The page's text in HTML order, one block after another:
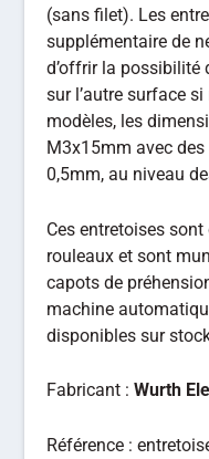
(sans filet). Les
supplémentaire de
d’offrir la possibilité
sur l’autre surface
modèles, les
M3x15mm avec
0,5mm, au niveau
Ces entretoises
rouleaux et sont
capots de
machine
disponibles sur
Fabricant :Wurth
Référence :